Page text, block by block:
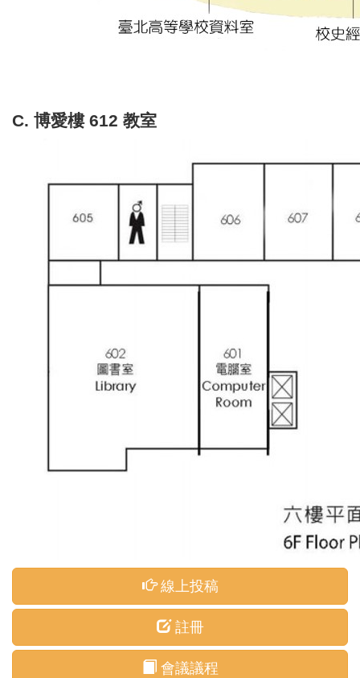
C. 博愛樓 612 教室
線上投稿
註冊
會議議程